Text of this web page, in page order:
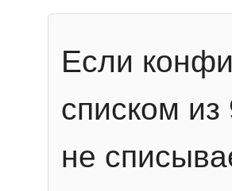
Если
списком из
не